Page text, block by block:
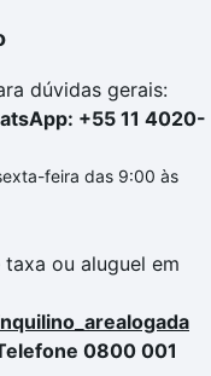
dúvidas gerais:
+55 11 4020-
feira das 9:00 às
ou aluguel em
0800 001